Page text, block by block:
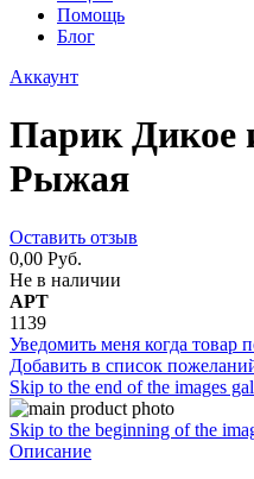
Помощь
Блог
Аккаунт
Парик Дикое
Рыжая
Оставить отзыв
0,00 Руб.
Не в наличии
АРТ
1139
Уведомить меня когда товар
Добавить в список
Skip to the end of the images
Skip to the beginning of the
Описание